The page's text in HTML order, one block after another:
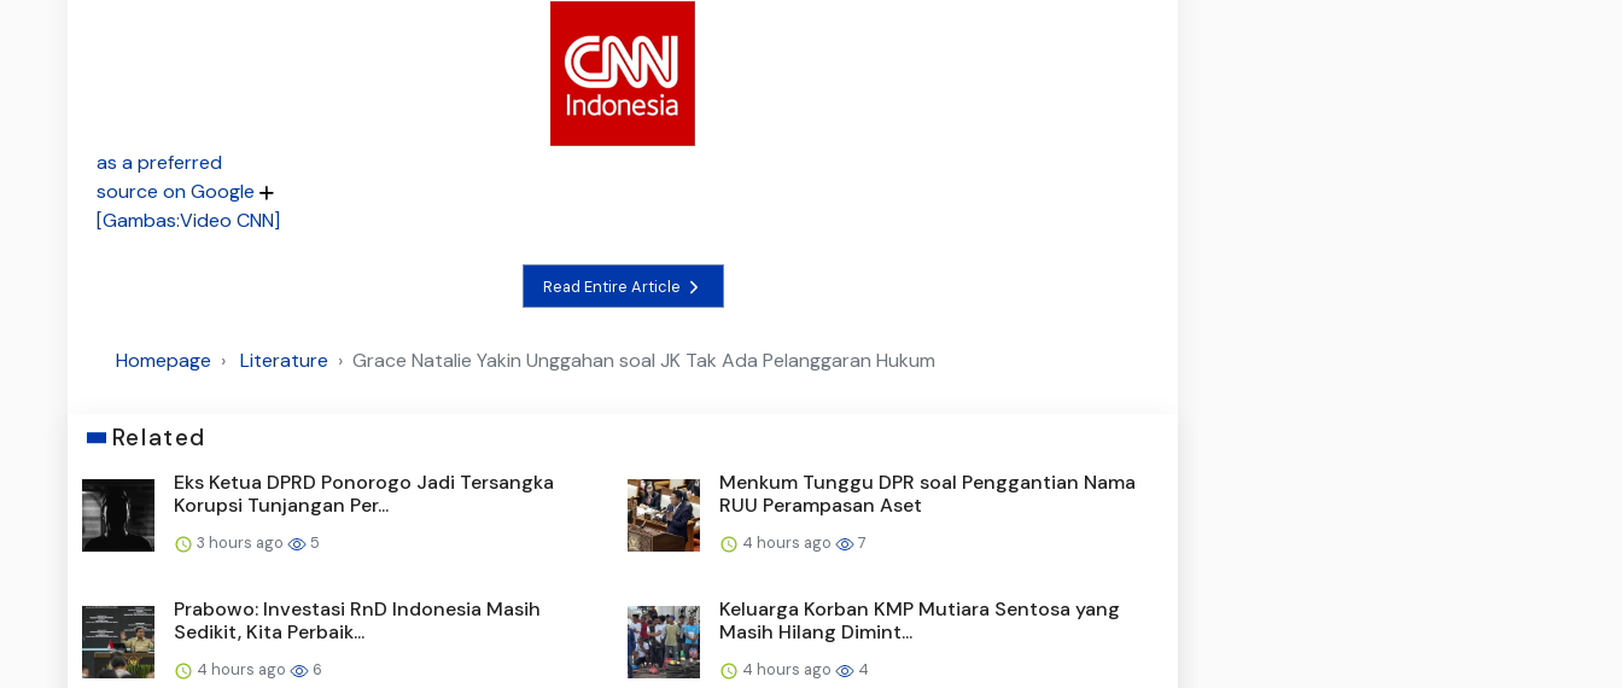
as a preferred
source on Google
[Gambas:Video CNN]
Read Entire Article
Homepage Literature Grace Natalie Yakin Unggahan soal JK Tak Ada Pelanggaran Hukum
Related
Eks Ketua DPRD Ponorogo Jadi Tersangka
Korupsi Tunjangan Per...
3 hours ago 5
Menkum Tunggu DPR soal Penggantian Nama
RUU Perampasan Aset
4 hours ago 7
Prabowo: Investasi RnD Indonesia Masih
Sedikit, Kita Perbaik...
4 hours ago 6
Keluarga Korban KMP Mutiara Sentosa yang
Masih Hilang Dimint...
4 hours ago 4